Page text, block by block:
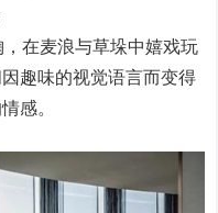
在麦浪与草垛中嬉戏玩
趣味的视觉语言而变得
感。